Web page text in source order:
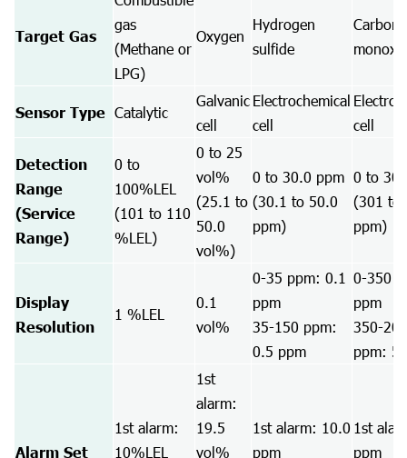
Target Gas
gas
(Methane or
LPG)
Oxygen
Hydrogen
sulfide
Carbon
Sensor Type Catalytic
Galvanic
cell
Electrochemical
cell
cell
Detection
Range
(Service
Range)
0 to
100%LEL
(101 to 110
%LEL)
0 to 25
vol%
(25.1 to
50.0
vol%)
0 to 30.0 ppm
(30.1 to 50.0
ppm)
0 to
(301 to
ppm)
Display
Resolution
1 %LEL
0.1
vol%
0-35 ppm: 0.1
ppm
35-150 ppm:
0.5 ppm
0-350
ppm
350-
ppm: 5
Alarm Set
1st alarm:
10%LEL
1st
alarm:
19.5
vol%
1st alarm: 10.0
ppm
1st
ppm